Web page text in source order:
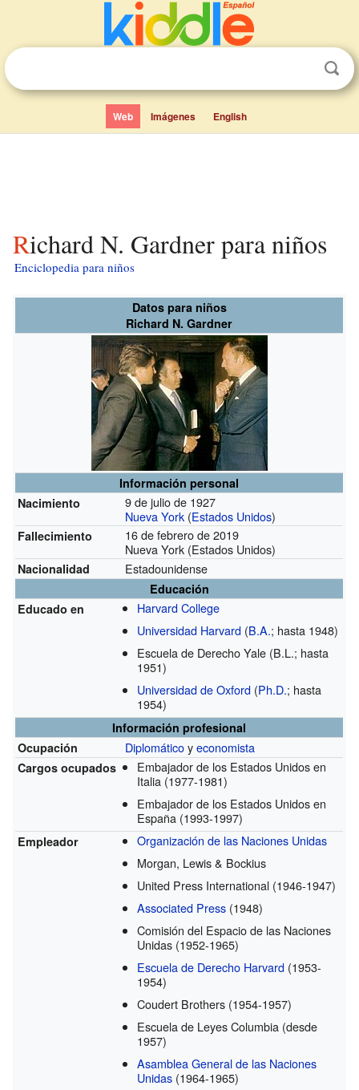
Web Imágenes English
Richard N. Gardner para niños
Enciclopedia para niños
Datos para niños
Richard N. Gardner
Información personal
Nacimiento
9 de julio de 1927
Nueva York (Estados Unidos)
Fallecimiento
16 de febrero de 2019
Nueva York (Estados Unidos)
Nacionalidad Estadounidense
Educación
Educado en
Harvard College
Universidad Harvard (B.A.; hasta 1948)
Escuela de Derecho Yale (B.L.; hasta
1951)
Universidad de Oxford (Ph.D.; hasta
1954)
Información profesional
Ocupación
Diplomáticoyeconomista
Cargos ocupados
Embajador de los Estados Unidos en
Italia (1977-1981)
Embajador de los Estados Unidos en
España (1993-1997)
Empleador
Organización de las Naciones Unidas
Morgan, Lewis & Bockius
United Press International (1946-1947)
Associated Press (1948)
Comisión del Espacio de las Naciones
Unidas (1952-1965)
Escuela de Derecho Harvard (1953-
1954)
Coudert Brothers (1954-1957)
Escuela de Leyes Columbia (desde
1957)
Asamblea General de las Naciones
Unidas (1964-1965)